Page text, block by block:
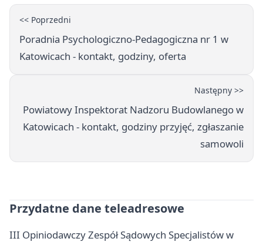
<< Poprzedni
Poradnia Psychologiczno-Pedagogiczna nr 1 w
Katowicach - kontakt, godziny, oferta
Następny >>
Powiatowy Inspektorat Nadzoru Budowlanego w
Katowicach - kontakt, godziny przyjęć, zgłaszanie
samowoli
Przydatne dane teleadresowe
III Opiniodawczy Zespół Sądowych Specjalistów w